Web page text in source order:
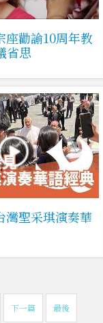
座勸諭10周年教
省思
灣聖采琪演奏華
下一篇 最後